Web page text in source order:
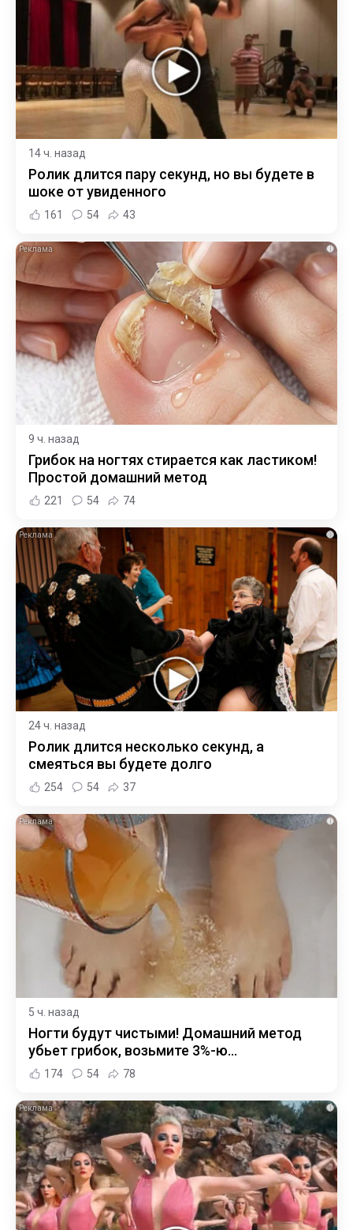
14 ч. назад
Ролик длится пару секунд, но вы будете в
шоке от увиденного
161 54 43
i
9 ч. назад
Грибок на ногтях стирается как ластиком!
Простой домашний метод
221 54 74
i
24 ч. назад
Ролик длится несколько секунд, а
смеяться вы будете долго
254 54 37
i
5 ч. назад
Ногти будут чистыми! Домашний метод
убьет грибок, возьмите 3%-ю…
174 54 78
i